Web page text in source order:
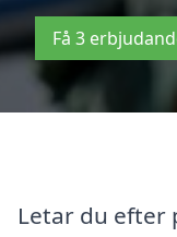
Få 3
Letar du efter